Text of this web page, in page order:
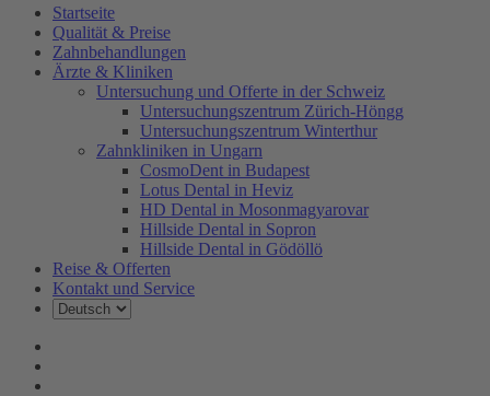
Startseite
Qualität & Preise
Zahnbehandlungen
Ärzte & Kliniken
Untersuchung und Offerte in der Schweiz
Untersuchungszentrum Zürich-Höngg
Untersuchungszentrum Winterthur
Zahnkliniken in Ungarn
CosmoDent in Budapest
Lotus Dental in Heviz
HD Dental in Mosonmagyarovar
Hillside Dental in Sopron
Hillside Dental in Gödöllö
Reise & Offerten
Kontakt und Service